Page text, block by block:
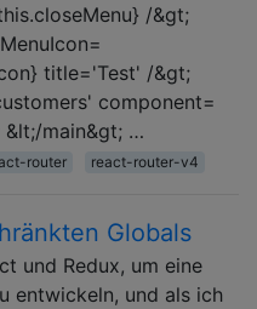
/&gt;
title='Test' /&gt;
component=
main&gt; …
router react-router-v4
Globals
und Redux, um eine
entwickeln, und als ich